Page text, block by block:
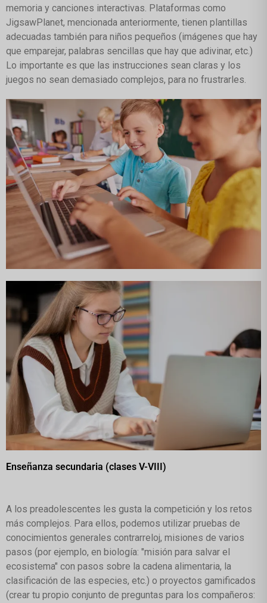
memoria y canciones interactivas. Plataformas como
JigsawPlanet, mencionada anteriormente, tienen plantillas
adecuadas también para niños pequeños (imágenes que hay
que emparejar, palabras sencillas que hay que adivinar, etc.)
Lo importante es que las instrucciones sean claras y los
juegos no sean demasiado complejos, para no frustrarles.
Enseñanza secundaria (clases V-VIII)
A los preadolescentes les gusta la competición y los retos
más complejos. Para ellos, podemos utilizar pruebas de
conocimientos generales contrarreloj, misiones de varios
pasos (por ejemplo, en biología: "misión para salvar el
ecosistema" con pasos sobre la cadena alimentaria, la
clasificación de las especies, etc.) o proyectos gamificados
(crear tu propio conjunto de preguntas para los compañeros: